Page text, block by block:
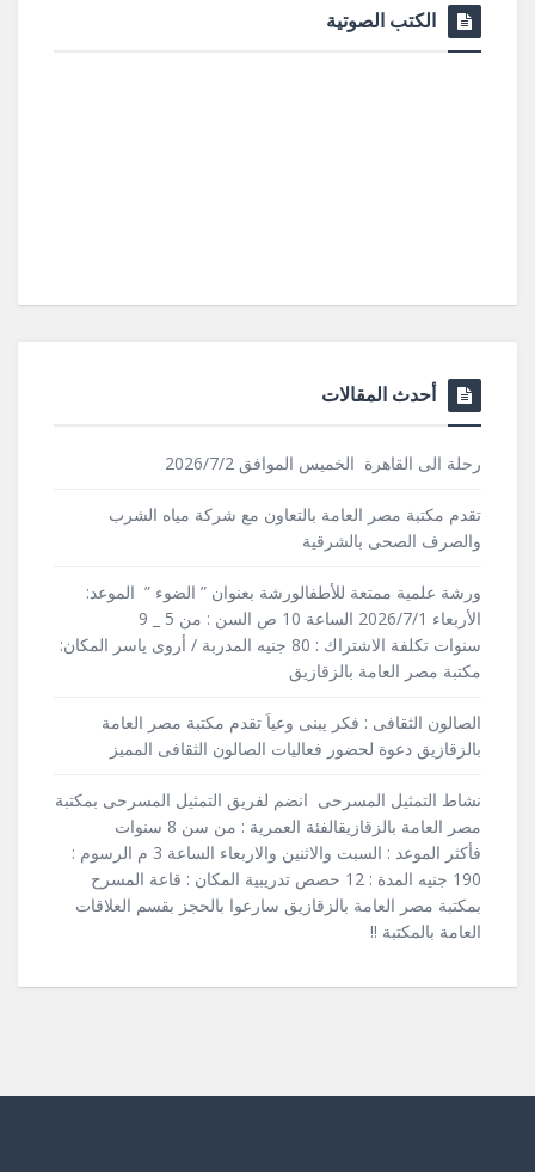
الكتب الصوتية
أحدث المقالات
رحلة الى القاهرة الخميس الموافق 2026/7/2
تقدم مكتبة مصر العامة بالتعاون مع شركة مياه الشرب
والصرف الصحى بالشرقية
ورشة علمية ممتعة للأطفالورشة بعنوان ” الضوء ” الموعد:
الأربعاء 2026/7/1 الساعة 10 ص السن : من 5 _ 9
سنوات تكلفة الاشتراك : 80 جنيه المدربة / أروى ياسر المكان:
مكتبة مصر العامة بالزقازيق
الصالون الثقافى : فكر يبنى وعياَ تقدم مكتبة مصر العامة
بالزقازيق دعوة لحضور فعاليات الصالون الثقافى المميز
نشاط التمثيل المسرحى انضم لفريق التمثيل المسرحى بمكتبة
مصر العامة بالزقازيقالفئة العمرية : من سن 8 سنوات
فأكثر الموعد : السبت والاثنين والاربعاء الساعة 3 م الرسوم :
190 جنيه المدة : 12 حصص تدريبية المكان : قاعة المسرح
بمكتبة مصر العامة بالزقازيق سارعوا بالحجز بقسم العلاقات
العامة بالمكتبة !!